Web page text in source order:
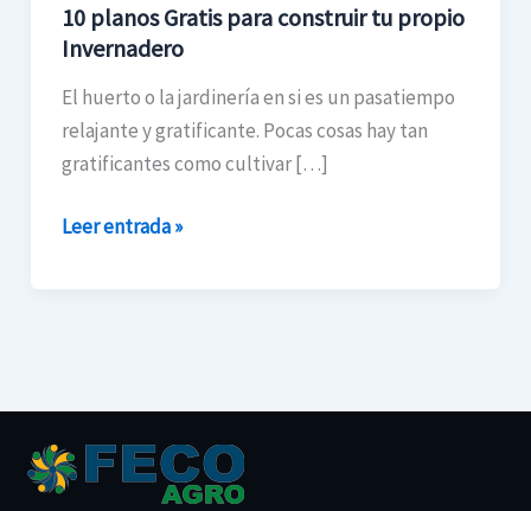
10 planos Gratis para construir tu propio
Invernadero
El huerto o la jardinería en si es un pasatiempo
relajante y gratificante. Pocas cosas hay tan
gratificantes como cultivar […]
10
planos
Gratis
para
construir
tu
propio
Leer entrada »